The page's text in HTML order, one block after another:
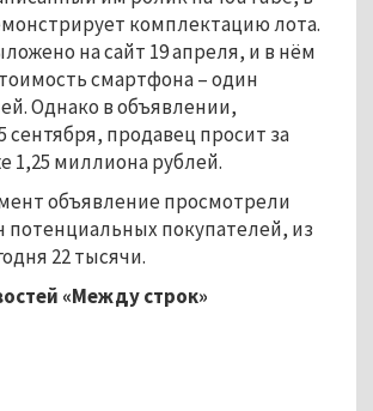
комплектацию лота.
на сайт 19 апреля, и в нём
смартфона – один
Однако в объявлении,
сентября, продавец просит за
1,25 миллиона рублей.
объявление просмотрели
потенциальных покупателей, из
22 тысячи.
«Между строк»